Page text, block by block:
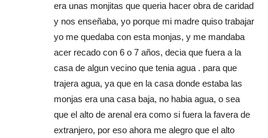
era unas monjitas que queria hacer obra de caridad
y nos enseñaba, yo porque mi madre quiso trabajar
yo me quedaba con esta monjas, y me mandaba
acer recado con 6 o 7 años, decia que fuera a la
casa de algun vecino que tenia agua . para que
trajera agua, ya que en la casa donde estaba las
monjas era una casa baja, no habia agua, o sea
que el alto de arenal era como si fuera la favera de
extranjero, por eso ahora me alegro que el alto